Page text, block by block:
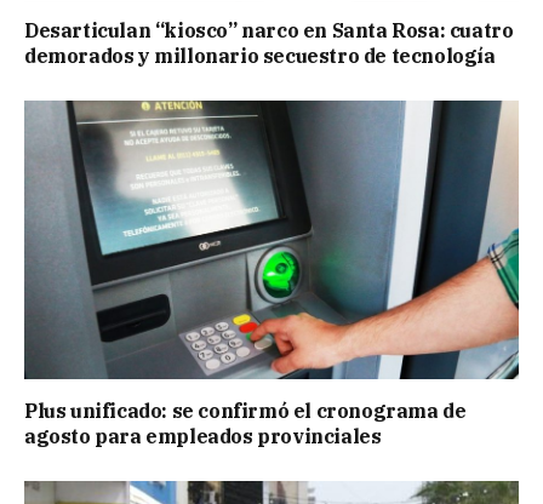
Desarticulan “kiosco” narco en Santa Rosa: cuatro
demorados y millonario secuestro de tecnología
Plus unificado: se confirmó el cronograma de
agosto para empleados provinciales